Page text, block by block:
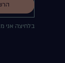
בלחיצה אני